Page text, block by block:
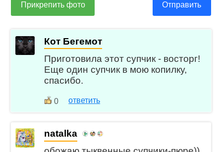
Прикрепить фото Отправить
Кот Бегемот
Приготовила этот супчик - восторг!
Еще один супчик в мою копилку,
спасибо.
0 ответить
natalka